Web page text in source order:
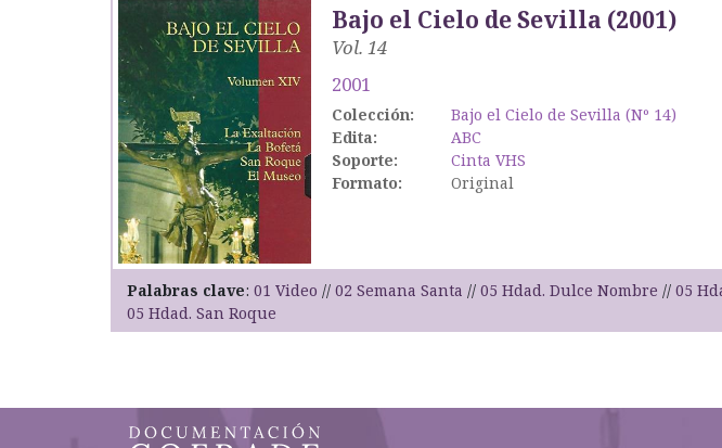
Bajo el Cielo de Sevilla (2001)
Vol. 14
2001
Colección:
Bajo el Cielo de Sevilla (Nº 14)
Edita:
ABC
Soporte:
Cinta VHS
Formato:
Original
Palabras clave 01 Video 02 Semana Santa 05 Hdad. Dulce Nombre 05
05 Hdad. San Roque